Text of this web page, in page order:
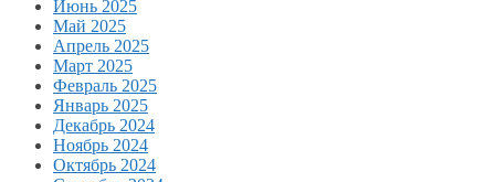
Июнь 2025
Май 2025
Апрель 2025
Март 2025
Февраль 2025
Январь 2025
Декабрь 2024
Ноябрь 2024
Октябрь 2024